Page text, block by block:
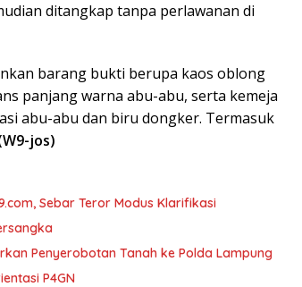
ditangkap tanpa perlawanan di
barang bukti berupa kaos oblong
panjang warna abu-abu, serta kemeja
abu-abu dan biru dongker. Termasuk
jos)
Sebar Teror Modus Klarifikasi
Penyerobotan Tanah ke Polda Lampung
P4GN